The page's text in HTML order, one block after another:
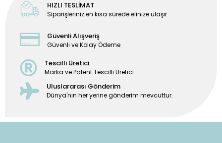
HIZLI TESLİMAT
Siparişleriniz en kısa sürede elinize ulaşır.
Güvenli Alışveriş
Güvenli ve Kolay Ödeme
Tescilli Üretici
Marka ve Patent Tescilli Üretici
Uluslararası Gönderim
Dünya'nın her yerine gönderim mevcuttur.